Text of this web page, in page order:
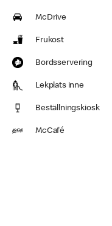
McDrive
Frukost
Bordsservering
Lekplats inne
Beställningskiosk
McCafé